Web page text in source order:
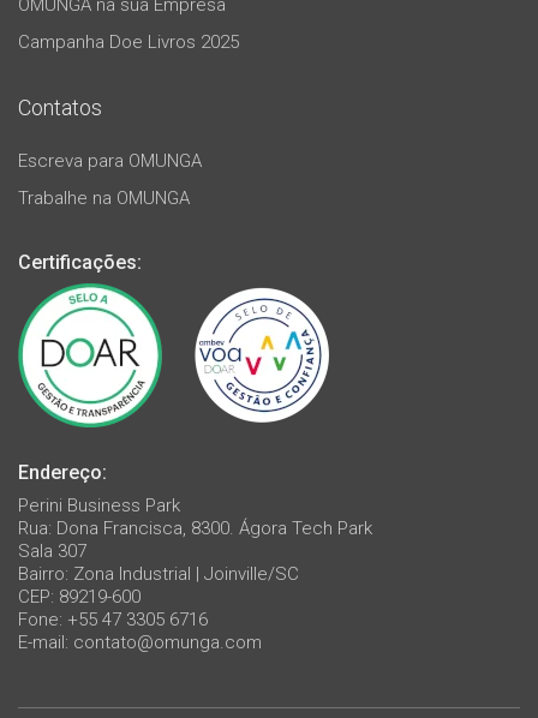
Campanha Doe Livros 2025
Contatos
Escreva para OMUNGA
Trabalhe na OMUNGA
Certificações:
Endereço:
Perini Business Park
Rua: Dona Francisca, 8300. Ágora Tech Park
Sala 307
Bairro: Zona Industrial | Joinville/SC
CEP: 89219-600
Fone: +55 47 3305 6716
E-mail: contato@omunga.com